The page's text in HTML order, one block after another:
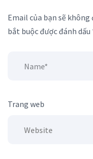
Email của bạn sẽ
bắt buộc được đánh dấu
Trang web